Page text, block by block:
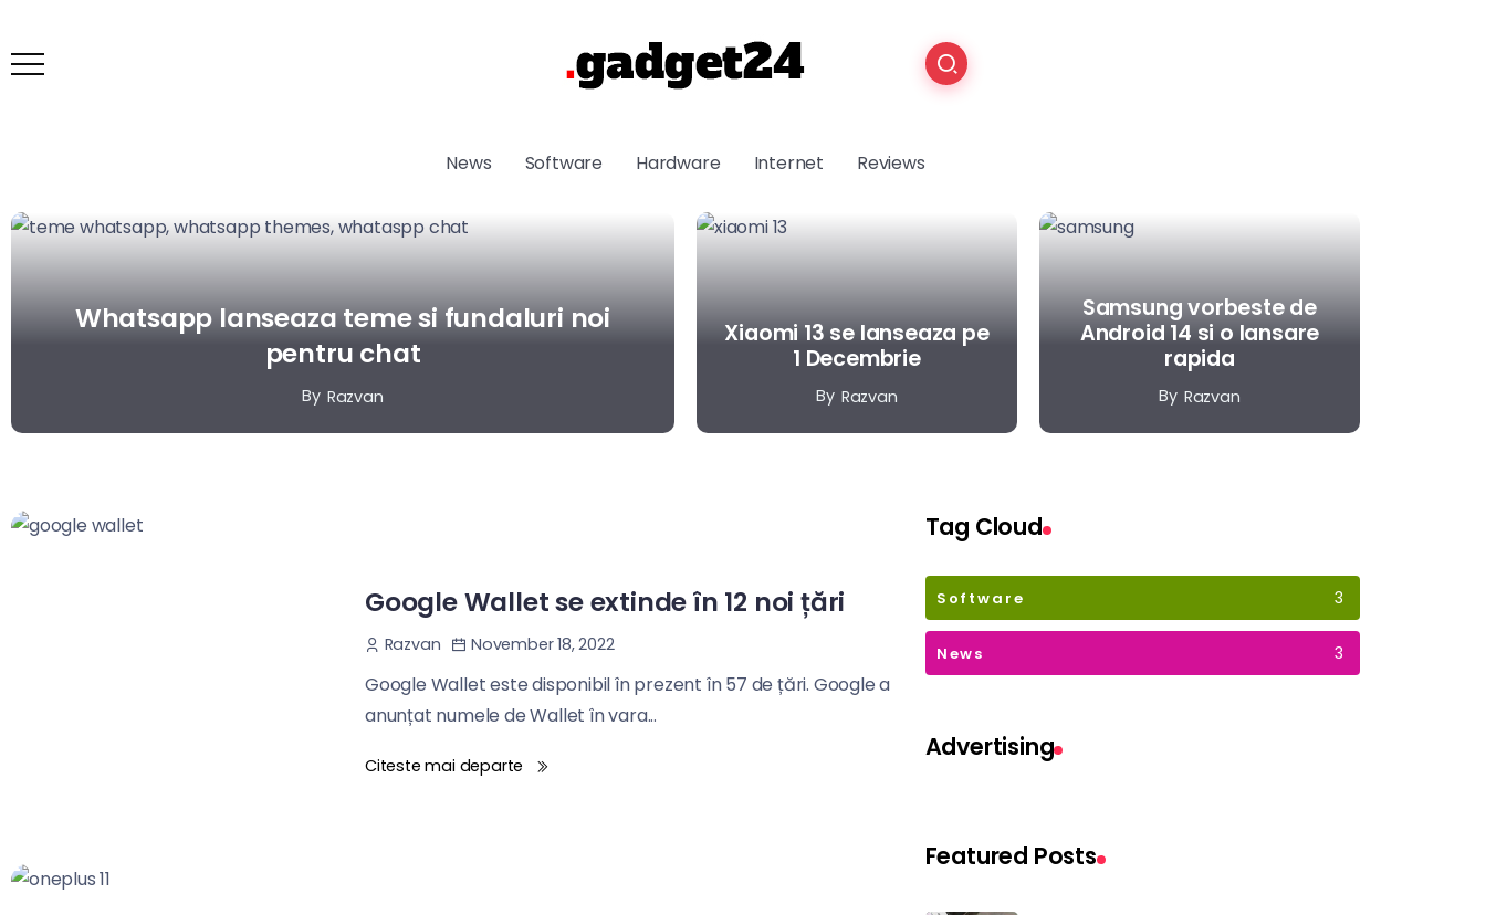
News Software Hardware Internet Reviews
Whatsapp lanseaza teme si fundaluri noi
pentru chat
By Razvan
Xiaomi 13 se lanseaza pe
1 Decembrie
By Razvan
Samsung vorbeste de
Android 14 si o lansare
rapida
By Razvan
Google Wallet se extinde în 12 noi țări
Razvan November 18, 2022
Google Wallet este disponibil în prezent în 57 de țări. Google a
anunțat numele de Wallet în vara...
Citeste mai departe
Tag Cloud
Software 3
News 3
Advertising
Featured Posts